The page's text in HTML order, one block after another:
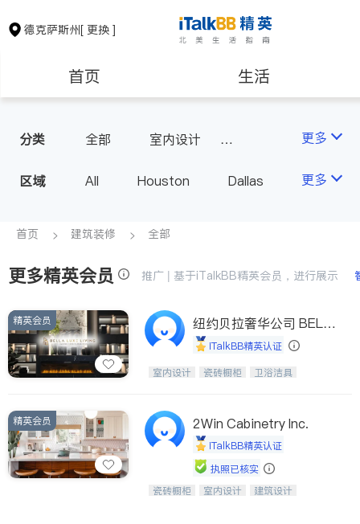
德克萨斯州[ 更换 ]
首页 生活
保险理财 房地产租售
银行贷款
建筑装修 教育
养老 非盈利组织
分类 全部
室内设计
更多
区域 All Houston
Dallas
TX - Other Cities
更多
首页 建筑装修 全部
更多精英会员 推广 | 基于iTalkBB精英会员，进行展示
精英会员
纽约贝拉奢华公司 BELL
A LUXE
iTalkBB精英认证
设计、制造、安装一体化，打造高端定
室内设计 瓷砖橱柜
卫浴洁具
精英会员 2Win Cabinetry Inc.
iTalkBB精英认证
执照已核实
中华橱柜石材公司以实惠的价格提供实
瓷砖橱柜 室内设计
建筑设计